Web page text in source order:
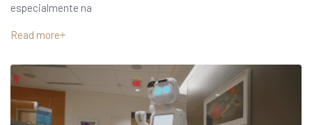
especialmente na
Read more